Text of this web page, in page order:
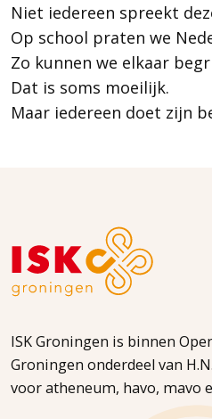
Niet iedereen spreekt
Op school praten we
Zo kunnen we elkaar
Dat is soms moeilijk.
Maar iedereen doet zijn
ISK Groningen is binnen
Groningen onderdeel van
voor atheneum, havo, mavo